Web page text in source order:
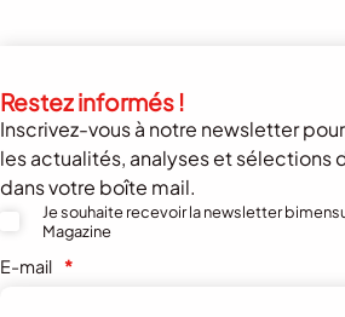
Restez informés !
Inscrivez-vous à notre newsletter
les actualités, analyses et sélections
dans votre boîte mail.
Je souhaite recevoir la newsletter
Magazine
E-mail *